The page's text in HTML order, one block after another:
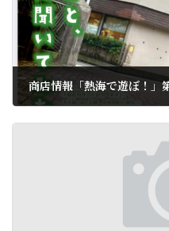
商店情報「熱海で遊ぼ！」